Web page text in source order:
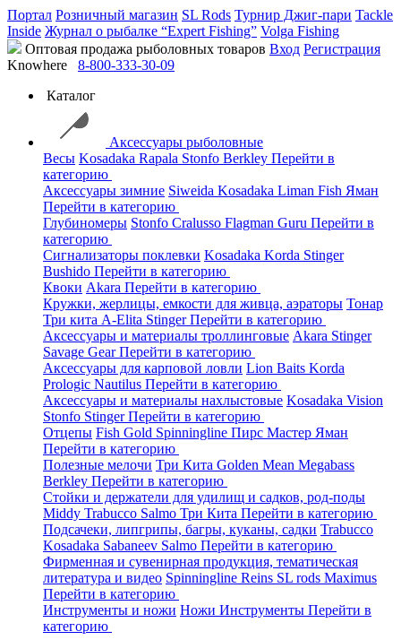
Портал Розничный магазин SL Rods Турнир Джиг-пари Tackle
Inside Журнал о рыбалке “Expert Fishing” Volga Fishing
Оптовая продажа рыболовных товаров Вход Регистрация
Knowhere
8-800-333-30-09
Каталог
Аксессуары рыболовные
Весы Kosadaka Rapala Stonfo Berkley Перейти в
категорию
Аксессуары зимние Siweida Kosadaka Liman Fish Яман
Перейти в категорию
Глубиномеры Stonfo Cralusso Flagman Guru Перейти в
категорию
Сигнализаторы поклевки Kosadaka Korda Stinger
Bushido Перейти в категорию
Квоки Akara Перейти в категорию
Кружки, жерлицы, емкости для живца, аэраторы Тонар
Три кита A-Elita StingerПерейти в категорию
Аксессуары и материалы троллинговые Akara Stinger
Savage GearПерейти в категорию
Аксессуары для карповой ловли Lion Baits Korda
Prologic Nautilus Перейти в категорию
Аксессуары и материалы нахлыстовые Kosadaka Vision
Stonfo StingerПерейти в категорию
Отцепы Fish Gold Spinningline Пирс Мастер Яман
Перейти в категорию
Полезные мелочи Три Кита Golden Mean Megabass
Berkley Перейти в категорию
Стойки и держатели для удилищ и садков, род-поды
Middy Trabucco Salmo Три Кита Перейти в категорию
Подсачеки, липгрипы, багры, куканы, садки Trabucco
Kosadaka Sabaneev Salmo Перейти в категорию
Фирменная и сувенирная продукция, тематическая
литература и видео Spinningline Reins SL rods Maximus
Перейти в категорию
Инструменты и ножи Ножи Инструменты Перейти в
категорию